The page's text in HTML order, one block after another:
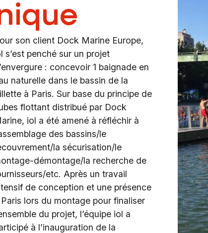
son client Dock Marine Europe,
s’est penché sur un projet
: concevoir 1 baignade en
naturelle dans le bassin de la
à Paris. Sur base du principe de
flottant distribué par Dock
iol a été amené à réfléchir à
des bassins/le
la sécurisation/le
démontage/la recherche de
etc. Après un travail
de conception et une présence
lors du montage pour finaliser
du projet, l’équipe iol a
à l’inauguration de la